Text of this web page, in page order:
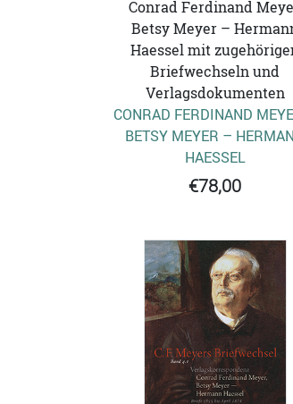
Conrad Ferdinand
Betsy Meyer –
Haessel mit
Briefwechseln und
Verlagsdokumenten
CONRAD FERDINAND
BETSY MEYER –
HAESSEL
€78,00